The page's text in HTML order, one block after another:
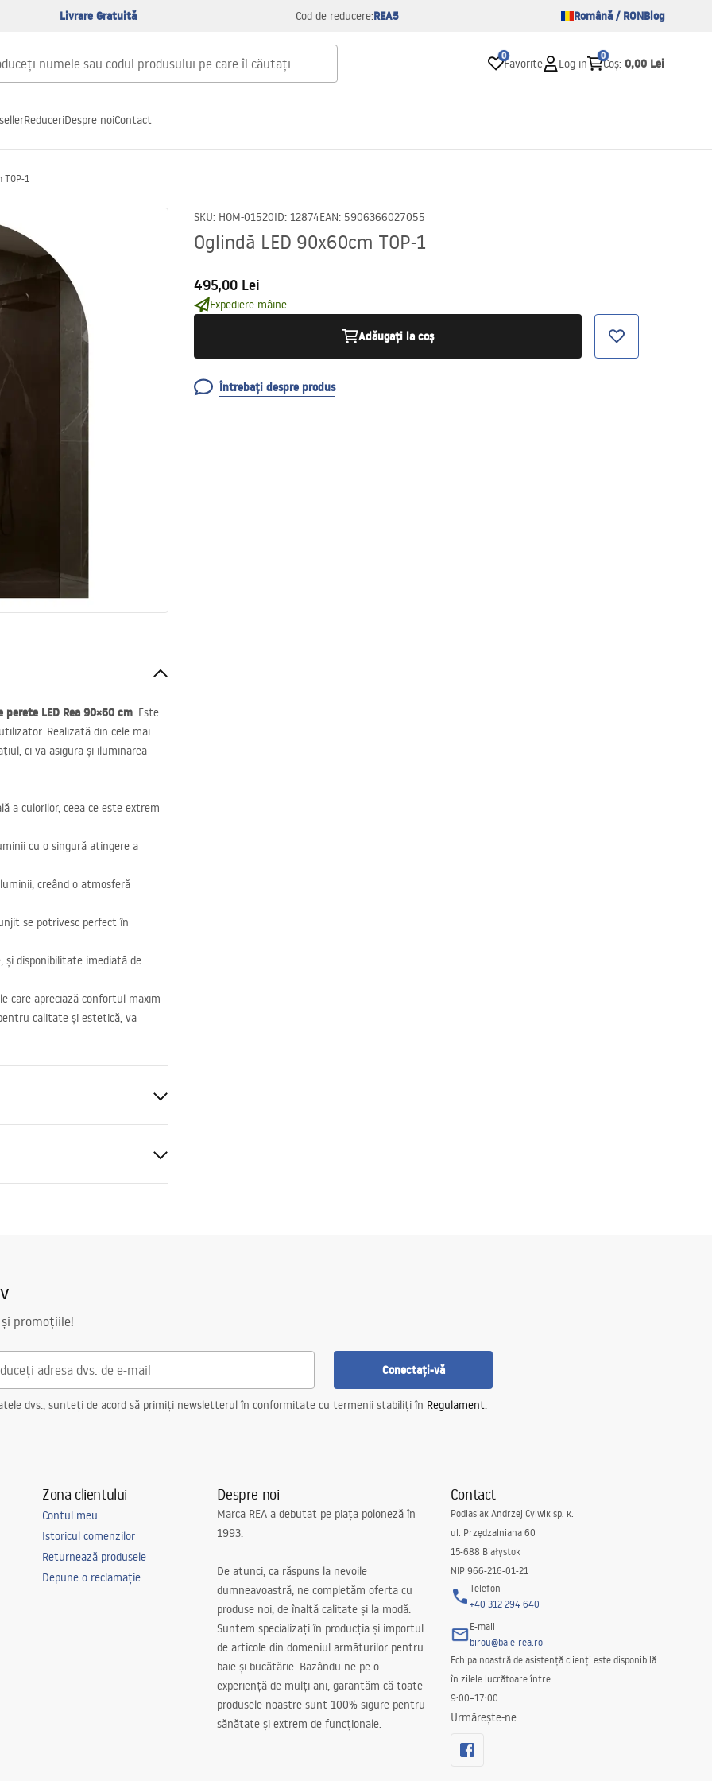
Livrare Gratuită Cod de reducere:REA5 Română / RONBlog
0
Favorite Log in
0
Coș: 0,00 Lei
ReduceriDespre noiContact
TOP-1
SKU: HOM-01520ID: 12874EAN: 5906366027055
Oglindă LED 90x60cm TOP-1
495,00 Lei
Expediere mâine.
Adăugați la coș
Întrebați despre produs
perete LED Rea 90×60 cm. Este
Realizată din cele mai
ci va asigura și iluminarea
a culorilor, ceea ce este extrem
cu o singură atingere a
creând o atmosferă
se potrivesc perfect în
și disponibilitate imediată de
care apreciază confortul maxim
calitate și estetică, va
de siguranță
promoțiile!
Conectați-vă
dvs., sunteți de acord să primiți newsletterul în conformitate cu termenii stabiliți în Regulament.
Zona clientului
Contul meu
Istoricul comenzilor
Returnează produsele
Depune o reclamație
Despre noi
Marca REA a debutat pe piața poloneză în
1993.
De atunci, ca răspuns la nevoile
dumneavoastră, ne completăm oferta cu
produse noi, de înaltă calitate și la modă.
Suntem specializați în producția și importul
de articole din domeniul armăturilor pentru
baie și bucătărie. Bazându-ne pe o
experiență de mulți ani, garantăm că toate
produsele noastre sunt 100% sigure pentru
sănătate și extrem de funcționale.
Contact
Podlasiak Andrzej Cylwik sp. k.
ul. Przędzalniana 60
15-688 Białystok
NIP 966-216-01-21
Telefon
+40 312 294 640
E-mail
birou@baie-rea.ro
Echipa noastră de asistență clienți este disponibilă
în zilele lucrătoare între:
9:00–17:00
Urmărește-ne